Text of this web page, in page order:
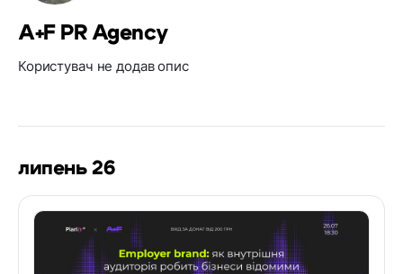
A+F PR Agency
Користувач не додав опис
липень 26